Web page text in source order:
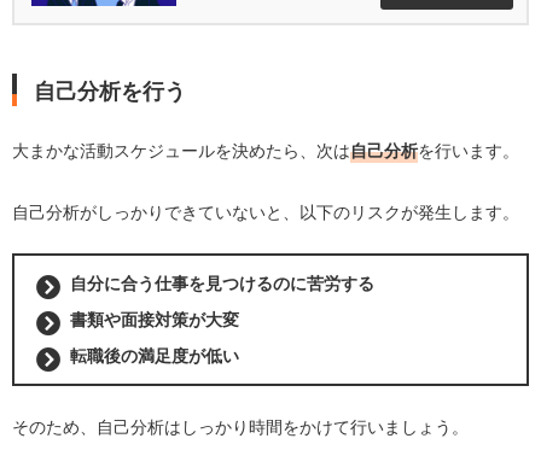
自己分析を行う
大まかな活動スケジュールを決めたら、次は自己分析を行います。
自己分析がしっかりできていないと、以下のリスクが発生します。
自分に合う仕事を見つけるのに苦労する
書類や面接対策が大変
転職後の満足度が低い
そのため、自己分析はしっかり時間をかけて行いましょう。